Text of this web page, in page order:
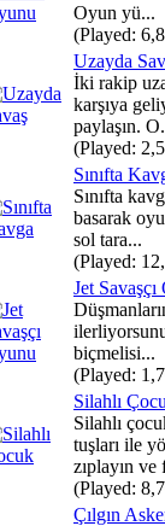
Oyun yü...
(Played:
Uzayda
İki rakip
karşıya
paylaşın.
(Played:
Sınıfta
Sınıfta
basarak
sol tara...
(Played:
Jet
biçmelisi...
(Played:
Silahlı
Silahlı
tuşları ile
zıplayın ve
(Played:
Çılgın